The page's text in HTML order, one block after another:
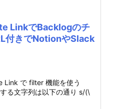
LinkでBacklogのチ
付きでNotionやSlack
Link で filter 機能を使う
る文字列は以下の通り s/(\